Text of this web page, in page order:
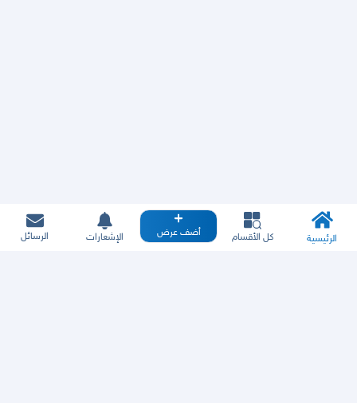
الرئيسية كل الأقسام أضف عرض الإشعارات الرسائل